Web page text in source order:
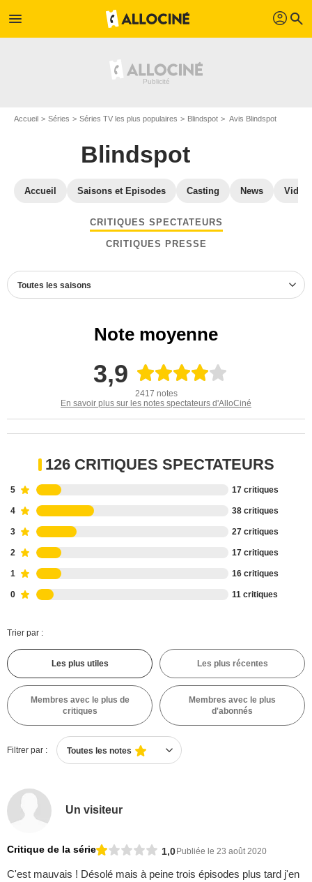
menu profil search
Accueil Séries Séries TV les plus populaires Blindspot Avis Blindspot
Blindspot
Accueil Saisons et Episodes Casting News
CRITIQUES SPECTATEURS
CRITIQUES PRESSE
Toutes les saisons
Note moyenne
3,9
2417 notes
En savoir plus sur les notes spectateurs d'AlloCiné
126 CRITIQUES SPECTATEURS
5 17 critiques
4 38 critiques
3 27 critiques
2 17 critiques
1 16 critiques
0 11 critiques
Trier par :
Les plus utiles Les plus récentes
Membres avec le plus de
critiques
Membres avec le plus
d'abonnés
Filtrer par : Toutes les notes
Un visiteur
Critique de la série 1,0Publiée le 23 août 2020
C'est mauvais ! Désolé mais à peine trois épisodes plus tard j'en